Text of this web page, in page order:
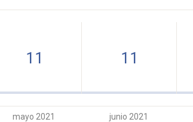
11
mayo 2021
11
junio 2021